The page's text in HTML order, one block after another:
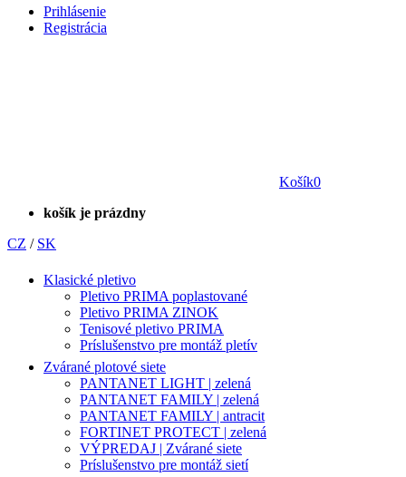
Prihlásenie
Registrácia
Košík0
košík je prázdny
CZ / SK
Klasické pletivo
Pletivo PRIMA poplastované
Pletivo PRIMA ZINOK
Tenisové pletivo PRIMA
Príslušenstvo pre montáž pletív
Zvárané plotové siete
PANTANET LIGHT | zelená
PANTANET FAMILY | zelená
PANTANET FAMILY | antracit
FORTINET PROTECT | zelená
VÝPREDAJ | Zvárané siete
Príslušenstvo pre montáž sietí